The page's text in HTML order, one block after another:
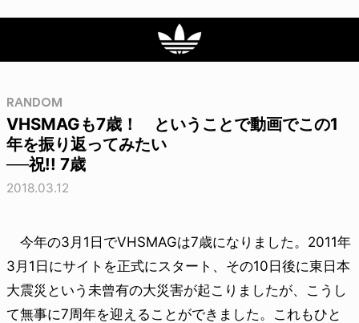
RANDOM
VHSMAGも7歳！ ということで動画でこの1
年を振り返ってみたい
──祝!! 7歳
2018.03.12
今年の3月1日でVHSMAGは7歳になりました。2011年
3月1日にサイトを正式にスタート、その10日後に東日本
大震災という未曾有の大災害が起こりましたが、こうし
て無事に7周年を迎えることができました。これもひと